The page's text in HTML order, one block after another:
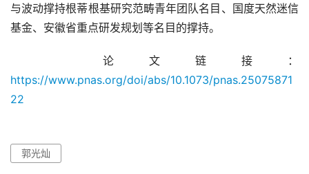
与波动撑持根蒂根基研究范畴青年团队名目、国度天然迷信
基金、安徽省重点研发规划等名目的撑持。
论文链接：
https://www.pnas.org/doi/abs/10.1073/pnas.25075871
22
郭光灿